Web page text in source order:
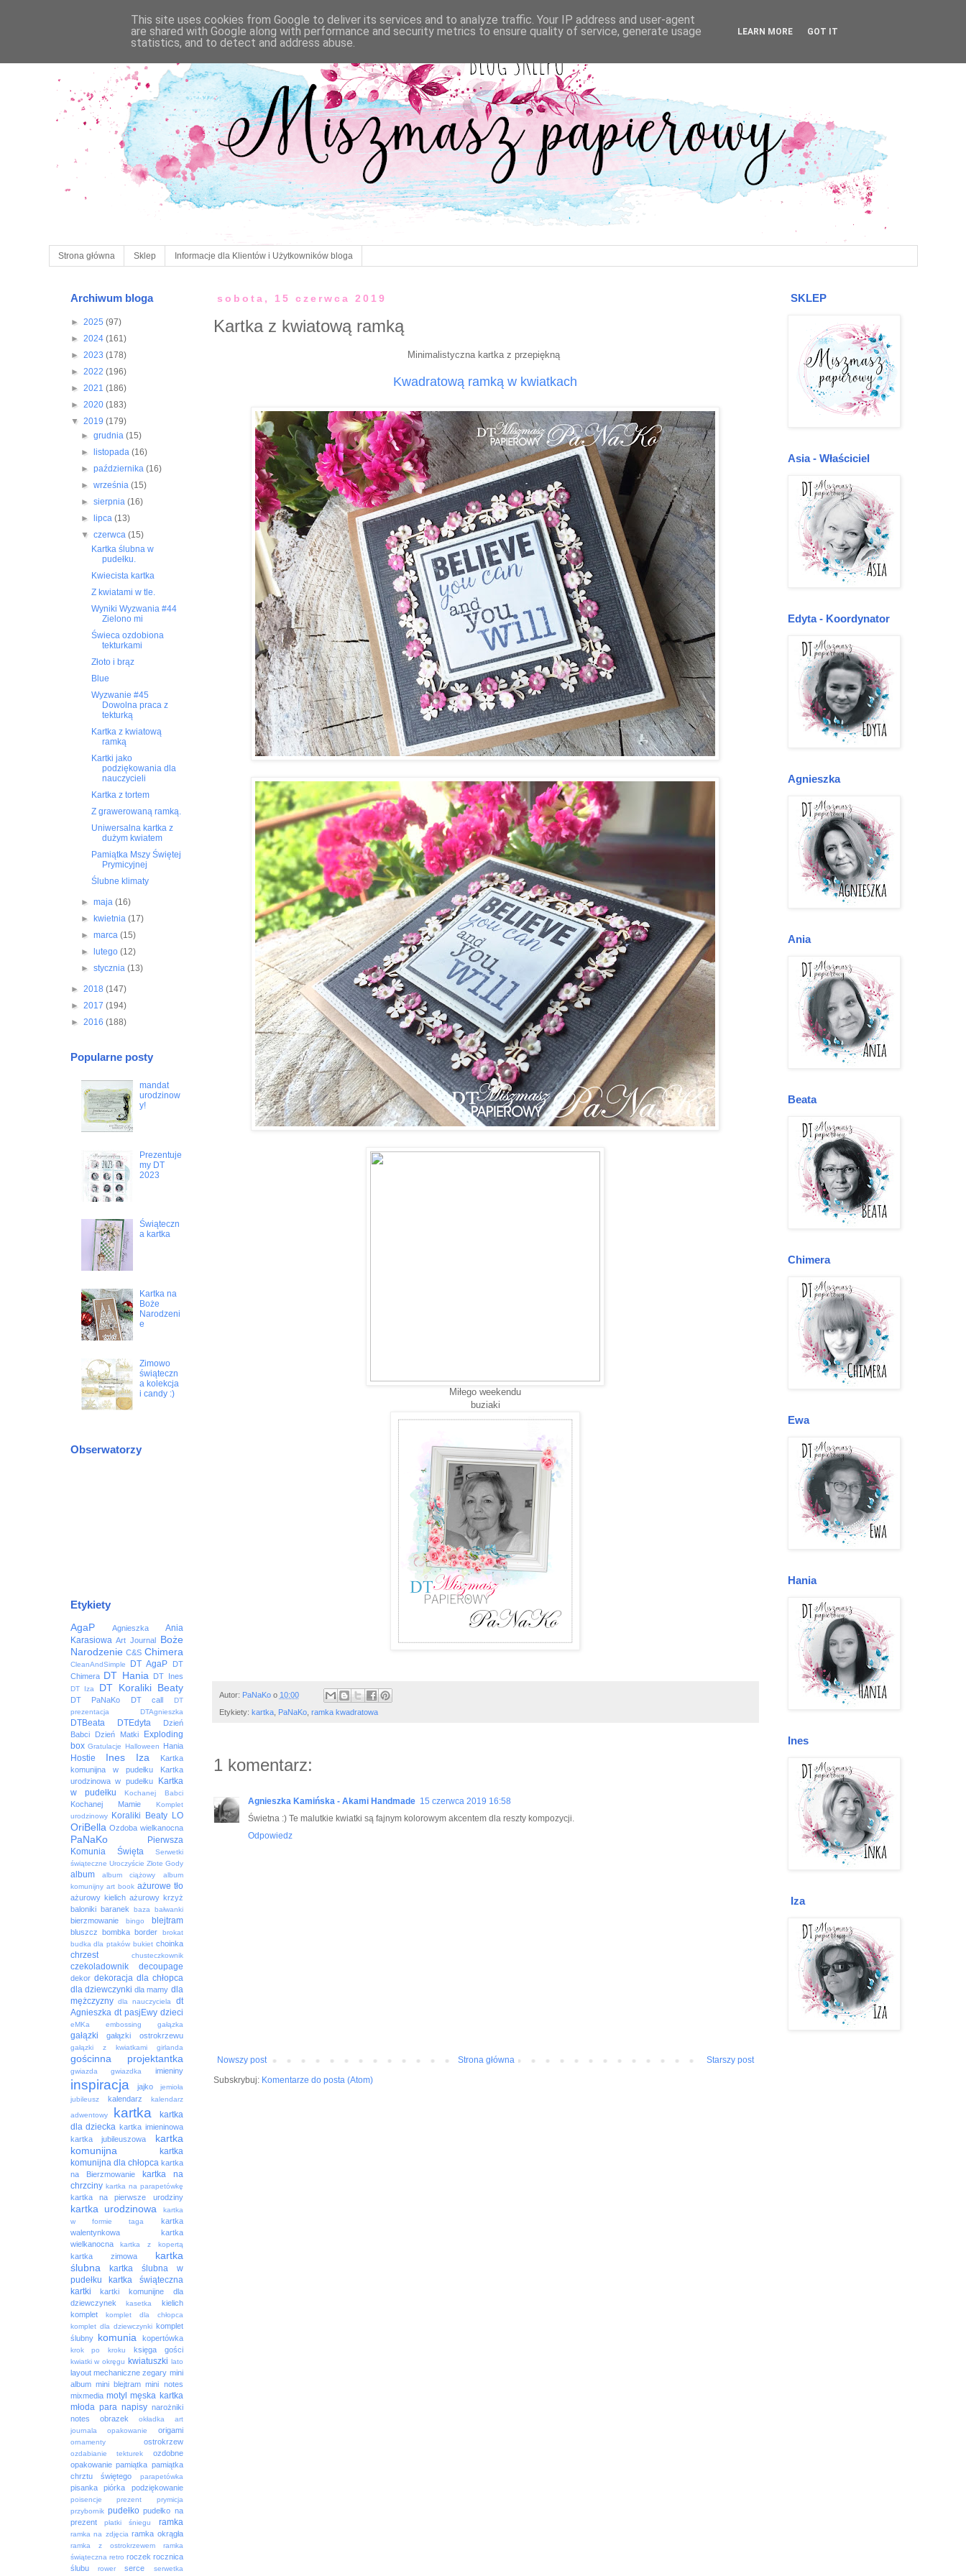
Strona główna Sklep Informacje dla Klientów i Użytkowników bloga
sobota, 15 czerwca 2019
Kartka z kwiatową ramką
Minimalistyczna kartka z przepiękną
Kwadratową ramką w kwiatkach
Miłego weekendu
buziaki
Autor: PaNaKo o 10:00
Etykiety: kartka, PaNaKo, ramka kwadratowa
1 komentarz:
Agnieszka Kamińska - Akami Handmade 15 czerwca 2019 16:58
Świetna :) Te malutkie kwiatki są fajnym kolorowym akcentem dla reszty kompozycji.
Odpowiedz
Nowszy post Starszy post
Strona główna
Subskrybuj: Komentarze do posta (Atom)
Archiwum bloga
► 2025 (97)
► 2024 (161)
► 2023 (178)
► 2022 (196)
► 2021 (186)
► 2020 (183)
▼ 2019 (179)
► grudnia (15)
►
listopada (16)
► października (16)
► września (15)
► sierpnia (16)
►
lipca (13)
▼ czerwca (15)
Kartka ślubna w
pudełku.
Kwiecista kartka
Z kwiatami w tle.
Wyniki Wyzwania #44
Zielono mi
Świeca ozdobiona
tekturkami
Złoto i brąz
Blue
Wyzwanie #45
Dowolna praca z
tekturką
Kartka z kwiatową
ramką
Kartki jako
podziękowania dla
nauczycieli
Kartka z tortem
Z grawerowaną ramką.
Uniwersalna kartka z
dużym kwiatem
Pamiątka Mszy Świętej
Prymicyjnej
Ślubne klimaty
► maja (16)
►
kwietnia (17)
► marca (15)
►
lutego (12)
► stycznia (13)
► 2018 (147)
► 2017 (194)
► 2016 (188)
Popularne posty
mandat
urodzinow
y!
Prezentuje
my DT
2023
Świąteczn
a kartka
Kartka na
Boże
Narodzeni
e
Zimowo
świąteczn
a kolekcja
i candy :)
Obserwatorzy
Etykiety
AgaP Agnieszka
Ania
Karasiowa Art Journal
Boże
Narodzenie C&S Chimera
CleanAndSimple DT AgaP
DT
Chimera DT Hania DT Ines
DT Iza DT Koraliki Beaty
DT PaNaKo DT call
DT
prezentacja
DTAgnieszka
DTBeata DTEdyta
Dzień
Babci
Dzień Matki
Exploding
box Gratulacje Halloween Hania
Hostie Ines Iza
Kartka
komunijna w pudełku
Kartka
urodzinowa w pudełku
Kartka
w pudełku
Kochanej Babci
Kochanej Mamie
Komplet
urodzinowy
Koraliki Beaty LO
OriBella Ozdoba wielkanocna
PaNaKo
Pierwsza
Komunia Święta
Serwetki
świąteczne Uroczyście Złote Gody
album album ciążowy
album
komunijny art book ażurowe tło
ażurowy kielich ażurowy krzyż
baloniki
baranek baza bałwanki
bierzmowanie bingo blejtram
bluszcz bombka border
brokat
budka dla ptaków bukiet choinka
chrzest chusteczkownik
czekoladownik decoupage
dekor dekoracja dla chłopca
dla dziewczynki dla mamy dla
mężczyzny dla nauczyciela
dt
Agnieszka dt pasjEwy dzieci
eMKa embossing gałązka
gałązki gałązki ostrokrzewu
gałązki z kwiatkami girlanda
gościnna projektantka
gwiazda gwiazdka imieniny
inspiracja jajko
jemioła
jubileusz
kalendarz
kalendarz
adwentowy
kartka
kartka
dla dziecka kartka imieninowa
kartka jubileuszowa
kartka
komunijna
kartka
komunijna dla chłopca kartka
na Bierzmowanie
kartka na
chrzciny kartka na parapetówkę
kartka na pierwsze urodziny
kartka urodzinowa
kartka
w formie taga
kartka
walentynkowa
kartka
wielkanocna
kartka z kopertą
kartka zimowa
kartka
ślubna
kartka ślubna w
pudełku
kartka świąteczna
kartki
kartki komunijne dla
dziewczynek
kasetka
kielich
komplet
komplet dla chłopca
komplet dla dziewczynki komplet
ślubny
komunia kopertówka
krok po kroku księga gości
kwiatki w okręgu kwiatuszki lato
layout mechaniczne zegary mini
album mini blejtram mini notes
mixmedia motyl męska kartka
młoda para napisy narożniki
notes
obrazek
okładka art
journala
opakowanie origami
ornamenty ostrokrzew
ozdabianie tekturek
ozdobne
opakowanie pamiątka pamiątka
chrztu świętego
parapetówka
pisanka piórka podziękowanie
poisencje prezent
prymicja
przybornik pudełko pudełko na
prezent
płatki śniegu ramka
ramka na zdjęcia ramka okrągła
ramka z ostrokrzewem
ramka
świąteczna retro roczek rocznica
ślubu
rower serce serwetka
SKLEP
Asia - Właściciel
Edyta - Koordynator
Agnieszka
Ania
Beata
Chimera
Ewa
Hania
Ines
Iza
This site uses cookies from Google to deliver its services and to analyze traffic. Your IP address and user-agent
are shared with Google along with performance and security metrics to ensure quality of service, generate usage
statistics, and to detect and address abuse.
LEARN MORE GOT IT